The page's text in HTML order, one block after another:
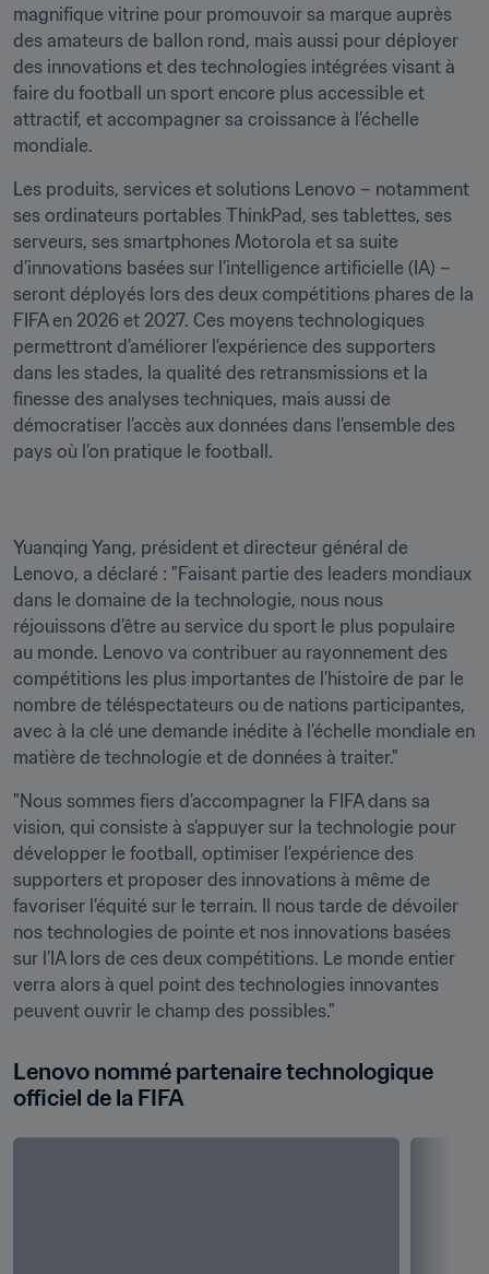
magnifique vitrine pour promouvoir sa marque auprès
des amateurs de ballon rond, mais aussi pour déployer
des innovations et des technologies intégrées visant à
faire du football un sport encore plus accessible et
attractif, et accompagner sa croissance à l’échelle
mondiale.
Les produits, services et solutions Lenovo – notamment
ses ordinateurs portables ThinkPad, ses tablettes, ses
serveurs, ses smartphones Motorola et sa suite
d’innovations basées sur l’intelligence artificielle (IA) –
seront déployés lors des deux compétitions phares de la
FIFA en 2026 et 2027. Ces moyens technologiques
permettront d’améliorer l’expérience des supporters
dans les stades, la qualité des retransmissions et la
finesse des analyses techniques, mais aussi de
démocratiser l’accès aux données dans l’ensemble des
pays où l’on pratique le football.
Yuanqing Yang, président et directeur général de
Lenovo, a déclaré : "Faisant partie des leaders mondiaux
dans le domaine de la technologie, nous nous
réjouissons d’être au service du sport le plus populaire
au monde. Lenovo va contribuer au rayonnement des
compétitions les plus importantes de l’histoire de par le
nombre de téléspectateurs ou de nations participantes,
avec à la clé une demande inédite à l’échelle mondiale en
matière de technologie et de données à traiter."
"Nous sommes fiers d’accompagner la FIFA dans sa
vision, qui consiste à s’appuyer sur la technologie pour
développer le football, optimiser l’expérience des
supporters et proposer des innovations à même de
favoriser l’équité sur le terrain. Il nous tarde de dévoiler
nos technologies de pointe et nos innovations basées
sur l’IA lors de ces deux compétitions. Le monde entier
verra alors à quel point des technologies innovantes
peuvent ouvrir le champ des possibles."
Lenovo nommé partenaire technologique
officiel de la FIFA